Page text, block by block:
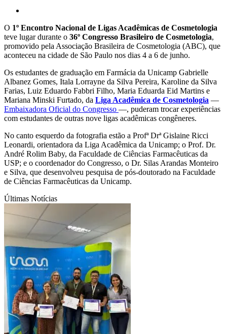
O 1º Encontro Nacional de Ligas Acadêmicas de Cosmetologia
teve lugar durante o 36º Congresso Brasileiro de Cosmetologia,
promovido pela Associação Brasileira de Cosmetologia (ABC), que
aconteceu na cidade de São Paulo nos dias 4 a 6 de junho.
Os estudantes de graduação em Farmácia da Unicamp Gabrielle
Albanez Gomes, Itala Lorrayne da Silva Pereira, Karoline da Silva
Farias, Luiz Eduardo Fabbri Filho, Maria Eduarda Eid Martins e
Mariana Minski Furtado, da Liga Acadêmica de Cosmetologia —
Embaixadora Oficial do Congresso —, puderam trocar experiências
com estudantes de outras nove ligas acadêmicas congêneres.
No canto esquerdo da fotografia estão a Profª Drª Gislaine Ricci
Leonardi, orientadora da Liga Acadêmica da Unicamp; o Prof. Dr.
André Rolim Baby, da Faculdade de Ciências Farmacêuticas da
USP; e o coordenador do Congresso, o Dr. Silas Arandas Monteiro
e Silva, que desenvolveu pesquisa de pós-doutorado na Faculdade
de Ciências Farmacêuticas da Unicamp.
Últimas Notícias